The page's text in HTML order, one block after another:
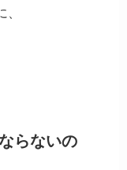
らないの